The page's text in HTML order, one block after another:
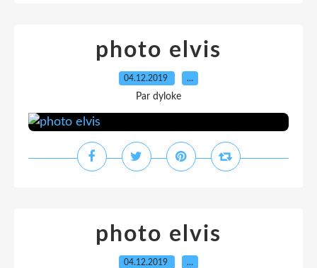
photo elvis
04.12.2019 …
Par dyloke
photo elvis
04.12.2019 …